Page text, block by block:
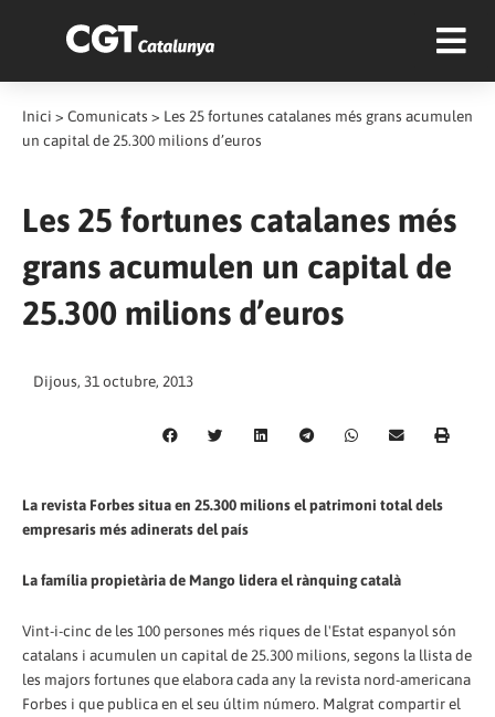
Inici > Comunicats > Les 25 fortunes catalanes més grans acumulen
un capital de 25.300 milions d’euros
Les 25 fortunes catalanes més
grans acumulen un capital de
25.300 milions d’euros
Dijous, 31 octubre, 2013
La revista Forbes situa en 25.300 milions el patrimoni total dels
empresaris més adinerats del país
La família propietària de Mango lidera el rànquing català
Vint-i-cinc de les 100 persones més riques de l'Estat espanyol són
catalans i acumulen un capital de 25.300 milions, segons la llista de
les majors fortunes que elabora cada any la revista nord-americana
Forbes i que publica en el seu últim número. Malgrat compartir el